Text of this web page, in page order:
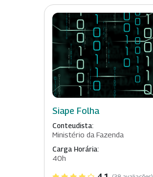
Siape Folha
Conteudista:
Ministério da Fazenda
Carga Horária:
40h